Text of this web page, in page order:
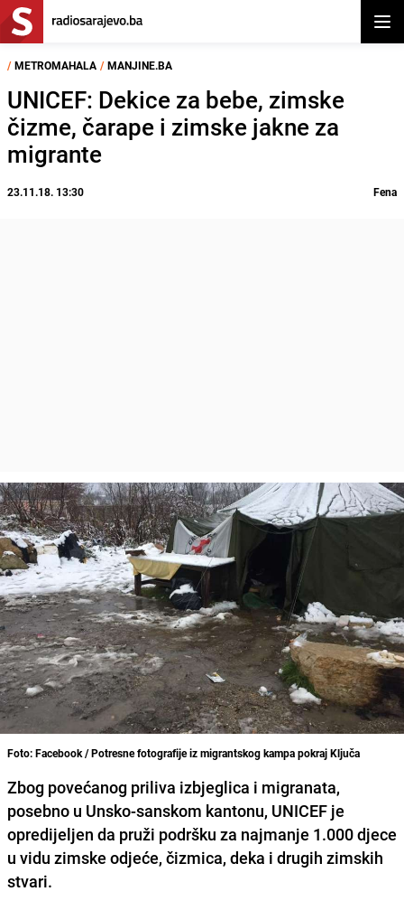
/ METROMAHALA / MANJINE.BA
UNICEF: Dekice za bebe, zimske
čizme, čarape i zimske jakne za
migrante
23.11.18. 13:30 Fena
Foto: Facebook / Potresne fotografije iz migrantskog kampa pokraj Ključa
Zbog povećanog priliva izbjeglica i migranata,
posebno u Unsko-sanskom kantonu, UNICEF je
opredijeljen da pruži podršku za najmanje 1.000 djece
u vidu zimske odjeće, čizmica, deka i drugih zimskih
stvari.